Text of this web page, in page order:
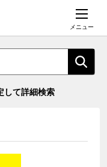
メニュー
して詳細検索